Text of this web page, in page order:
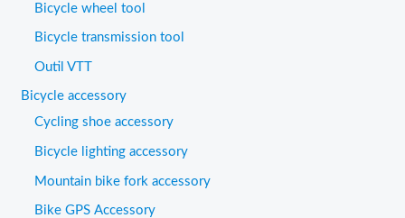
Bicycle wheel tool
Bicycle transmission tool
Outil VTT
Bicycle accessory
Cycling shoe accessory
Bicycle lighting accessory
Mountain bike fork accessory
Bike GPS Accessory